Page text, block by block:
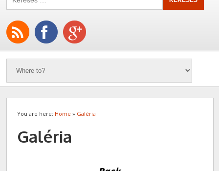
You are here: Home » Galéria
Galéria